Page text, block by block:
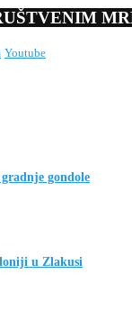
Youtube
gondole
u Zlakusi